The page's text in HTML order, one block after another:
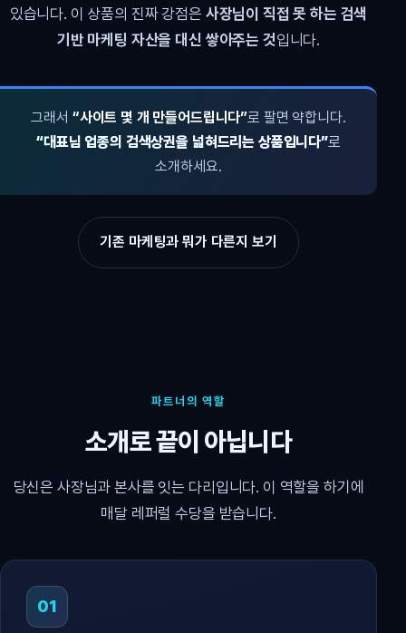
있습니다. 이 상품의 진짜 강점은 사장님이 직접 못 하는 검색
기반 마케팅 자산을 대신 쌓아주는 것입니다.
그래서 “사이트 몇 개 만들어드립니다”로 팔면 약합니다.
“대표님 업종의 검색상권을 넓혀드리는 상품입니다”로
소개하세요.
기존 마케팅과 뭐가 다른지 보기
파트너의 역할
소개로 끝이 아닙니다
당신은 사장님과 본사를 잇는 다리입니다. 이 역할을 하기에
매달 레퍼럴 수당을 받습니다.
01